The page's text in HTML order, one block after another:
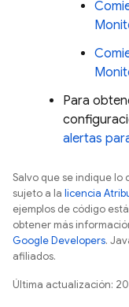
Para
alertas
Salvo que se indique
sujeto a la licencia
ejemplos de código
obtener más
Google Developers.
afiliados.
Última actualización: